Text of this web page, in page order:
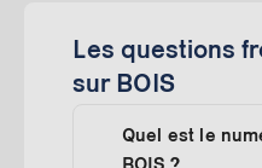
Les questions
sur BOIS
Quel est le